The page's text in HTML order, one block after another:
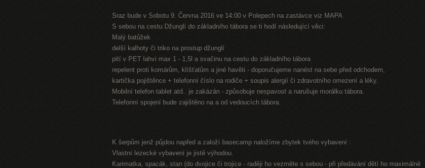
Sraz bude v Sobotu 9. Června 2016 ve 14:00 v Polepech na zastávce viz MAPA
S sebou na cestu Džunglí do základního tábora se ti hodí následující věci:
Malý batůžek
delší kalhoty či triko na prostup džunglí
pití v PET lahvi max 1 - 1,5l a svačinu na cestu do základního tábora
repelent proti komárům, klíšťatům a jiné havěti - doporučujeme nanést na sebe před odchodem,
kartička pojištěnce + telefonní číslo na rodiče + soupis alergií či zdravotního omezení a léky.
Mobilní telefon tablet atd.. je zakázán - způsobuje nespavost a narušuje morálku tábora.
Telefonní spojení bude zajištěno na a od vedoucích tábora.
K šerpům jenž půjdou napřed a založí basecamp naložíme zbytek tvého vybavení :
Vlastní lezecké vybavení je jistě výhodou.
Karimatka, spacák, stan (do dvojice či trojice - raději ho vezměte s sebou - při předávání dětí ho maximálně